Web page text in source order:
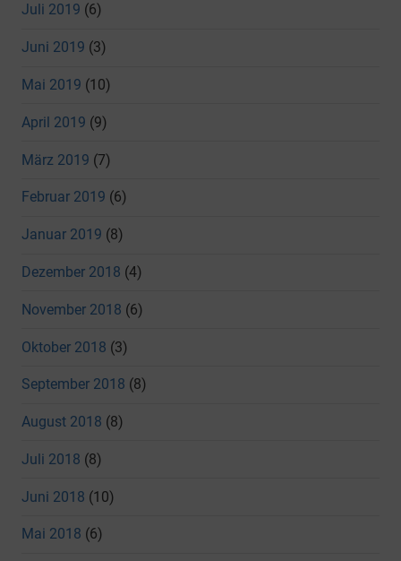
Juli 2019 (6)
Juni 2019 (3)
Mai 2019 (10)
April 2019 (9)
März 2019 (7)
Februar 2019 (6)
Januar 2019 (8)
Dezember 2018 (4)
November 2018 (6)
Oktober 2018 (3)
September 2018 (8)
August 2018 (8)
Juli 2018 (8)
Juni 2018 (10)
Mai 2018 (6)